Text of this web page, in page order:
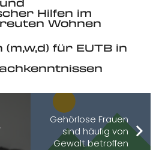
Hilfen im
Wohnen
für EUTB in
Gehörlose Frauen
sind häufig von
Gewalt betroffen